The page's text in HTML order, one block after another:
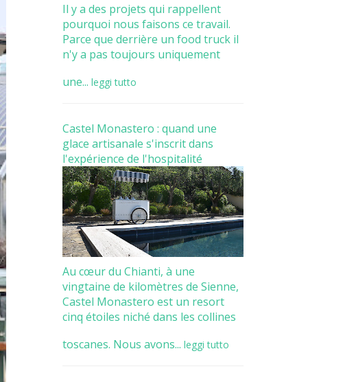
Il y a des projets qui rappellent
pourquoi nous faisons ce travail.
Parce que derrière un food truck il
n'y a pas toujours uniquement
une... leggi tutto
Castel Monastero : quand une
glace artisanale s'inscrit dans
l'expérience de l'hospitalité
Au cœur du Chianti, à une
vingtaine de kilomètres de Sienne,
Castel Monastero est un resort
cinq étoiles niché dans les collines
toscanes. Nous avons... leggi tutto